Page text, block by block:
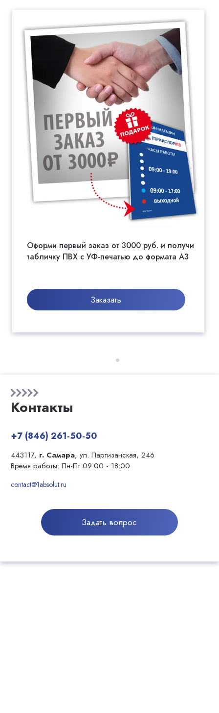
Оформи первый заказ от 3000 руб. и получи
табличку ПВХ с УФ-печатью до формата А3
Заказать
Контакты
+7 (846) 261-50-50
443117, г. Самара, ул. Партизанская, 246
Время работы: Пн-Пт 09:00 - 18:00
contact@1absolut.ru
Задать вопрос